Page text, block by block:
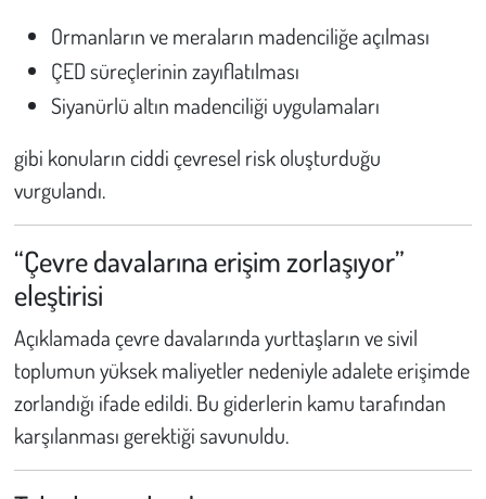
Ormanların ve meraların madenciliğe açılması
ÇED süreçlerinin zayıflatılması
Siyanürlü altın madenciliği uygulamaları
gibi konuların ciddi çevresel risk oluşturduğu
vurgulandı.
“Çevre davalarına erişim zorlaşıyor”
eleştirisi
Açıklamada çevre davalarında yurttaşların ve sivil
toplumun yüksek maliyetler nedeniyle adalete erişimde
zorlandığı ifade edildi. Bu giderlerin kamu tarafından
karşılanması gerektiği savunuldu.